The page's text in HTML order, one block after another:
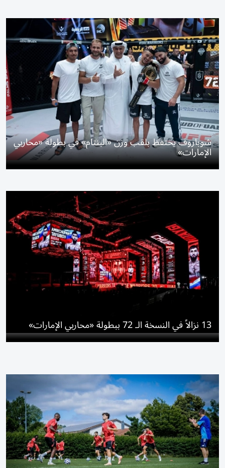
شوباروف يحتفظ بلقب وزن «البنتام» في بطولة «محاربي
الإمارات»
13 نزالاً في النسخة الـ 72 ببطولة «محاربي الإمارات»